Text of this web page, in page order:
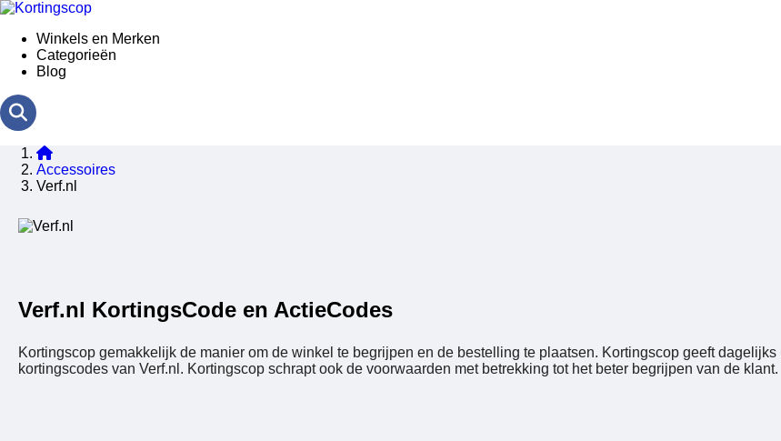
Winkels en Merken
Categorieën
Blog
Accessoires
Verf.nl
Verf.nl KortingsCode en ActieCodes
Kortingscop gemakkelijk de manier om de winkel te begrijpen en de bestelling te plaatsen. Kortingscop geeft
kortingscodes van Verf.nl. Kortingscop schrapt ook de voorwaarden met betrekking tot het beter begrijpen van de klant.